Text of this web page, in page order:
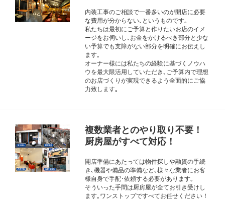
内装工事のご相談で一番多いのが開店に必要
な費用が分からない､というものです｡
私たちは最初にご予算と作りたいお店のイメ
ージをお伺いし､お金をかけるべき部分と少な
い予算でも支障がない部分を明確にお伝えし
ます｡
オーナー様には私たちの経験に基づくノウハ
ウを最大限活用していただき､ご予算内で理想
のお店づくりが実現できるよう全面的にご協
力致します｡
複数業者とのやり取り不要！
厨房屋がすべて対応！
開店準備にあたっては物件探しや融資の手続
き､機器や備品の準備など､様々な業者にお客
様自身で手配･依頼する必要があります｡
そういった手間は厨房屋が全てお引き受けし
ます｡ワンストップですべてお任せください！